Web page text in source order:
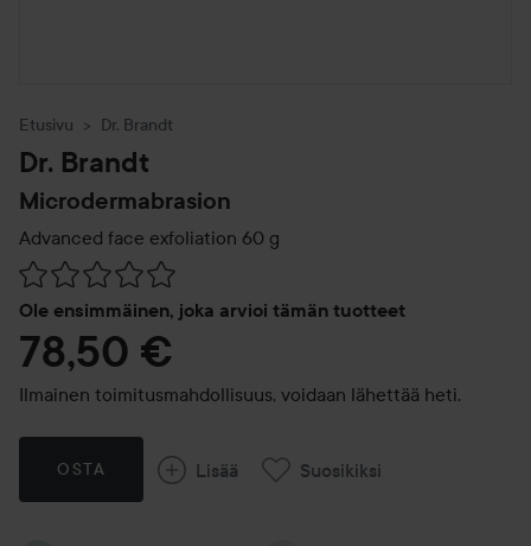
Etusivu Dr. Brandt
Dr. Brandt
Microdermabrasion
Advanced face exfoliation 60 g
Ole ensimmäinen, joka arvioi tämän tuotteet
Siirtyä jhk Arvosana & kommentit
78,50 €
Ilmainen toimitusmahdollisuus, voidaan lähettää heti.
OSTA Lisää Suosikiksi